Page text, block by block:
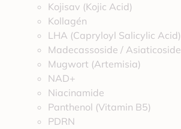
Kojisav (Kojic Acid)
Kollagén
LHA (Capryloyl Salicylic Acid)
Madecassoside / Asiaticoside
Mugwort (Artemisia)
NAD+
Niacinamide
Panthenol (Vitamin B5)
PDRN